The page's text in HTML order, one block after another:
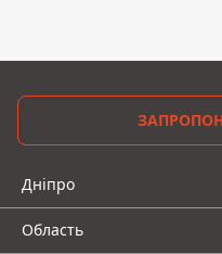
Дніпро
Область